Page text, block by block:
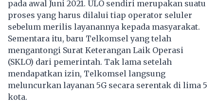
pada awal Juni 2021. ULO sendiri merupakan suatu
proses yang harus dilalui tiap operator seluler
sebelum merilis layanannya kepada masyarakat.
Sementara itu, baru Telkomsel yang telah
mengantongi Surat Keterangan Laik Operasi
(SKLO) dari pemerintah. Tak lama setelah
mendapatkan izin, Telkomsel langsung
meluncurkan layanan 5G secara serentak di lima 5
kota.